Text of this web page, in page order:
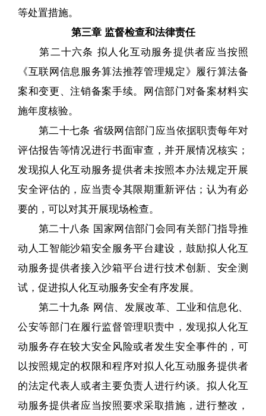
等处置措施。
第三章 监督检查和法律责任
第二十六条 拟人化互动服务提供者应当按照
《互联网信息服务算法推荐管理规定》履行算法备
案和变更、注销备案手续。网信部门对备案材料实
施年度核验。
第二十七条 省级网信部门应当依据职责每年对
评估报告等情况进行书面审查，并开展情况核实；
发现拟人化互动服务提供者未按照本办法规定开展
安全评估的，应当责令其限期重新评估；认为有必
要的，可以对其开展现场检查。
第二十八条 国家网信部门会同有关部门指导推
动人工智能沙箱安全服务平台建设，鼓励拟人化互
动服务提供者接入沙箱平台进行技术创新、安全测
试，促进拟人化互动服务安全有序发展。
第二十九条 网信、发展改革、工业和信息化、
公安等部门在履行监督管理职责中，发现拟人化互
动服务存在较大安全风险或者发生安全事件的，可
以按照规定的权限和程序对拟人化互动服务提供者
的法定代表人或者主要负责人进行约谈。拟人化互
动服务提供者应当按照要求采取措施，进行整改，